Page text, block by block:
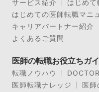
サービス紹介
はじめ
はじめての医師転職マニ
キャリアパートナー紹介
よくあるご質問
医師の転職お役立ちガ
転職ノウハウ
医師転職ナレッジ
医師